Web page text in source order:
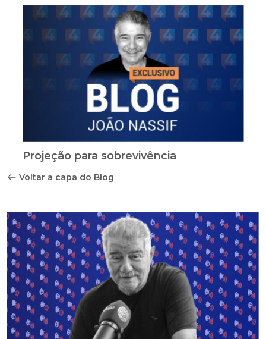
Projeção para sobrevivência
Voltar a capa do Blog